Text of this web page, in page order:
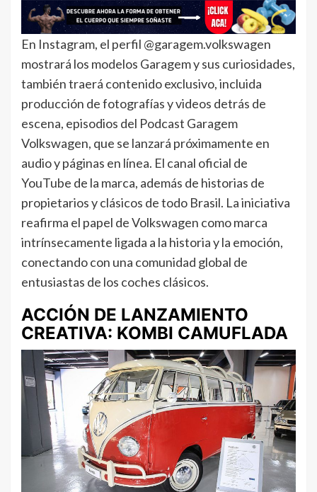
En Instagram, el perfil @garagem.volkswagen
mostrará los modelos Garagem y sus curiosidades,
también traerá contenido exclusivo, incluida
producción de fotografías y videos detrás de
escena, episodios del Podcast Garagem
Volkswagen, que se lanzará próximamente en
audio y páginas en línea. El canal oficial de
YouTube de la marca, además de historias de
propietarios y clásicos de todo Brasil. La iniciativa
reafirma el papel de Volkswagen como marca
intrínsecamente ligada a la historia y la emoción,
conectando con una comunidad global de
entusiastas de los coches clásicos.
ACCIÓN DE LANZAMIENTO
CREATIVA: KOMBI CAMUFLADA